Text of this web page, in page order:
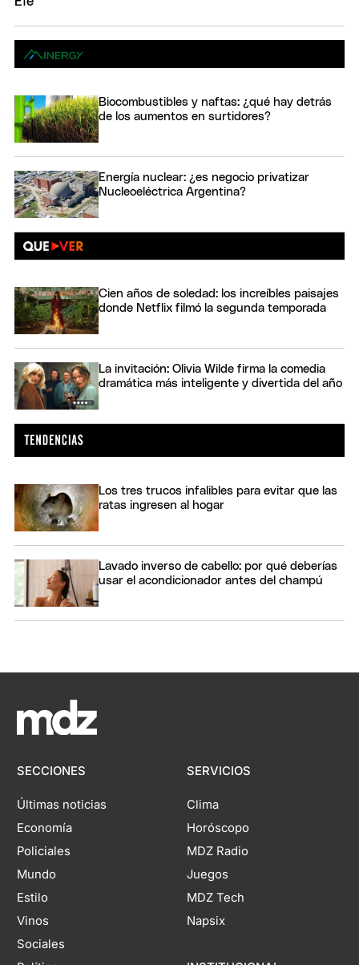
Biocombustibles y naftas: ¿qué hay detrás
de los aumentos en surtidores?
Energía nuclear: ¿es negocio privatizar
Nucleoeléctrica Argentina?
Cien años de soledad: los increíbles paisajes
donde Netflix filmó la segunda temporada
La invitación: Olivia Wilde firma la comedia
dramática más inteligente y divertida del año
Los tres trucos infalibles para evitar que las
ratas ingresen al hogar
Lavado inverso de cabello: por qué deberías
usar el acondicionador antes del champú
SECCIONES
Últimas noticias
Economía
Policiales
Mundo
Estilo
Vinos
Sociales
SERVICIOS
Clima
Horóscopo
MDZ Radio
Juegos
MDZ Tech
Napsix